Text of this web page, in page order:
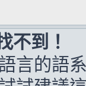
不到！
言的語